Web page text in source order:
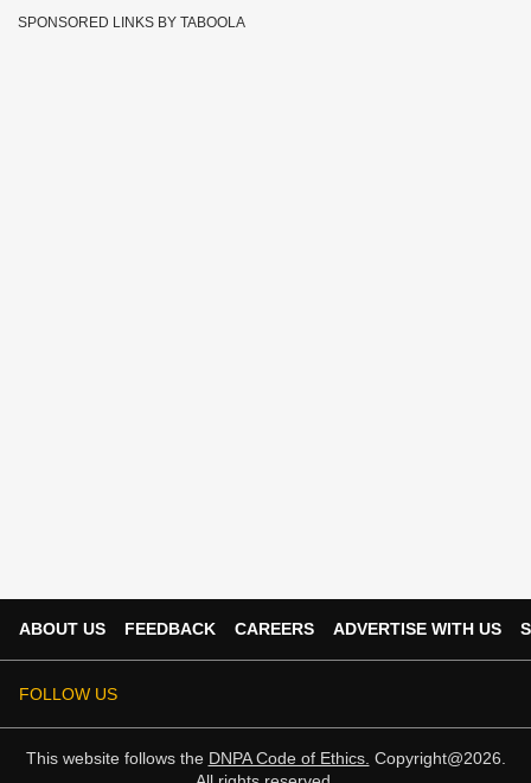
SPONSORED LINKS BY TABOOLA
ABOUT US FEEDBACK CAREERS ADVERTISE WITH US
FOLLOW US
This website follows the DNPA Code of Ethics. Copyright@2026.